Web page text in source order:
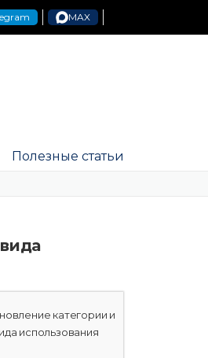
MAX
Полезные статьи
категории и
использования